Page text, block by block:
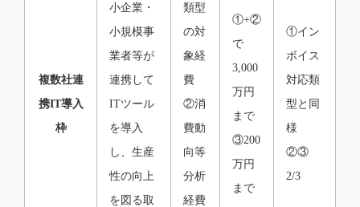
複数社連
携IT導入
枠
小企業・
小規模事
業者等が
連携して
ITツール
を導入
し、生産
性の向上
を図る取
類型
の対
象経
費
②消
費動
向等
分析
経費
①+②
で
3,000
万円
まで
③200
万円
まで
①イン
ボイス
対応類
型と同
様
②③
2/3